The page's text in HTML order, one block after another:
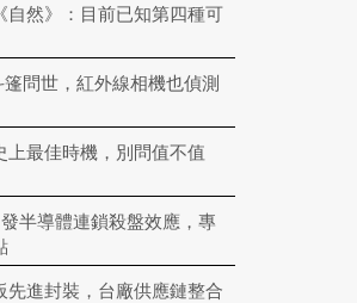
自然》：目前已知第四種可
問世，紅外線相機也偵測
最佳時機，別問值不值
半導體連鎖殺盤效應，專
進封裝，台廠供應鏈整合